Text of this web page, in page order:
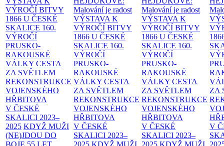
VÝROČÍ BITVY
1866 U ČESKÉ
SKALICE 160.
VÝROČÍ
PRUSKO-
RAKOUSKÉ
VÁLKY CESTA
ZA SVĚTLEM
REKONSTRUKCE
VOJENSKÉHO
HŘBITOVA
V ČESKÉ
SKALICI 2023–
2025 KDYŽ MUŽI
(NE)JDOU DO
Malování je radost
VÝSTAVA K
VÝROČÍ BITVY
1866 U ČESKÉ
SKALICE 160.
VÝROČÍ
PRUSKO-
RAKOUSKÉ
VÁLKY CESTA
ZA SVĚTLEM
REKONSTRUKCE
VOJENSKÉHO
HŘBITOVA
V ČESKÉ
SKALICI 2023–
Malování je radost
VÝSTAVA K
VÝROČÍ BITVY
1866 U ČESKÉ
SKALICE 160.
VÝROČÍ
PRUSKO-
RAKOUSKÉ
VÁLKY CESTA
ZA SVĚTLEM
REKONSTRUKCE
VOJENSKÉHO
HŘBITOVA
V ČESKÉ
SKALICI 2023–
ZA
V